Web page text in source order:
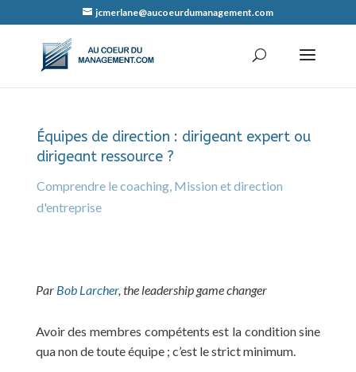
jcmerlane@aucoeurdumanagement.com
Équipes de direction : dirigeant expert ou
dirigeant ressource ?
Comprendre le coaching, Mission et direction
d'entreprise
Par Bob Larcher, the leadership game changer
Avoir des membres compétents est la condition sine
qua non de toute équipe ; c’est le strict minimum.